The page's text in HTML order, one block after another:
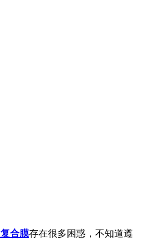
合膜存在很多困惑，不知道遵